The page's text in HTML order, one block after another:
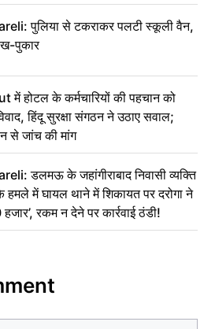
पुलिया से टकराकर पलटी स्कूली वैन,
पुकार
में होटल के कर्मचारियों की पहचान को
हिंदू सुरक्षा संगठन ने उठाए सवाल;
से जांच की मांग
डलमऊ के जहांगीराबाद निवासी व्यक्ति
में घायल थाने में शिकायत पर दरोगा ने
हजार’, रकम न देने पर कार्रवाई ठंडी!